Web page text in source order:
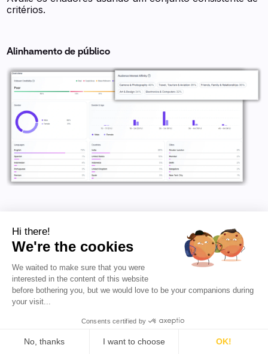
critérios.
Alinhamento de público
· O criador alcança pessoas dentro do seu ICP?
· Os seguidores dele ocupam os cargos certos?
· Eles alcançam o nível de senioridade correto?
· Os seguidores estão concentrados em mercados
decisão de compra?
Hi there!
We're the cookies
We waited to make sure that you were
interested in the content of this website
before bothering you, but we would love to be your companions during
your visit...
Consents certified by
No, thanks I want to choose OK!